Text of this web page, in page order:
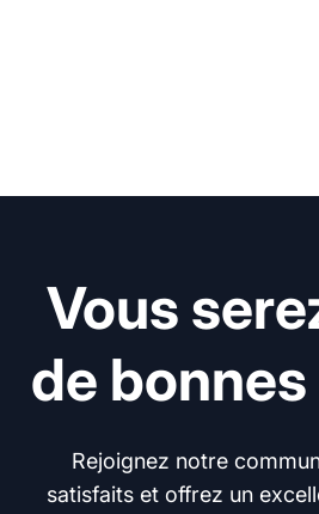
Vous
de
Rejoignez notre
satisfaits et offrez un